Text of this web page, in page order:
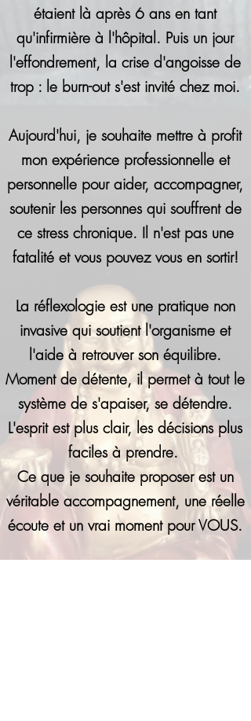
étaient là après 6 ans en tant
qu'infirmière à l'hôpital. Puis un jour
l'effondrement, la crise d'angoisse de
trop : le burn-out s'est invité chez moi.
Aujourd'hui, je souhaite mettre à profit
mon expérience professionnelle et
personnelle pour aider, accompagner,
soutenir les personnes qui souffrent de
ce stress chronique. Il n'est pas une
fatalité et vous pouvez vous en sortir!
La réflexologie est une pratique non
invasive qui soutient l'organisme et
l'aide à retrouver son équilibre.
Moment de détente, il permet à tout le
système de s'apaiser, se détendre.
L'esprit est plus clair, les décisions plus
faciles à prendre.
Ce que je souhaite proposer est un
véritable accompagnement, une réelle
écoute et un vrai moment pour VOUS.